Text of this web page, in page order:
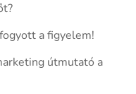
a figyelem!
útmutató a